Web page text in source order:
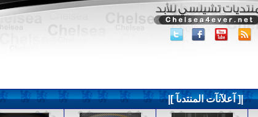
|[ آعلآنآت المنتدىآ ]|